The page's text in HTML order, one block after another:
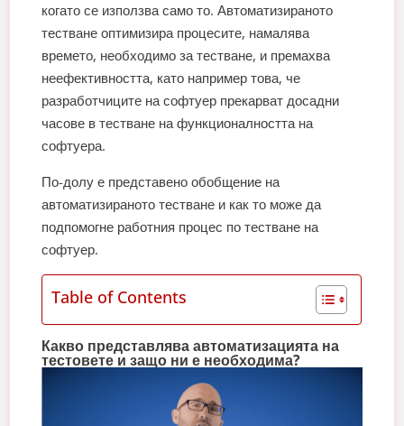
когато се използва само то. Автоматизираното
тестване оптимизира процесите, намалява
времето, необходимо за тестване, и премахва
неефективността, като например това, че
разработчиците на софтуер прекарват досадни
часове в тестване на функционалността на
софтуера.
По-долу е представено обобщение на
автоматизираното тестване и как то може да
подпомогне работния процес по тестване на
софтуер.
Table of Contents
Какво представлява автоматизацията на
тестовете и защо ни е необходима?